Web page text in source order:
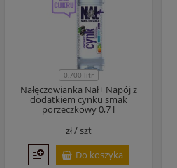
0,700 litr
Nałęczowianka Nał+ Napój z
dodatkiem cynku smak
porzeczkowy 0,7 l
zł /szt
Do koszyka